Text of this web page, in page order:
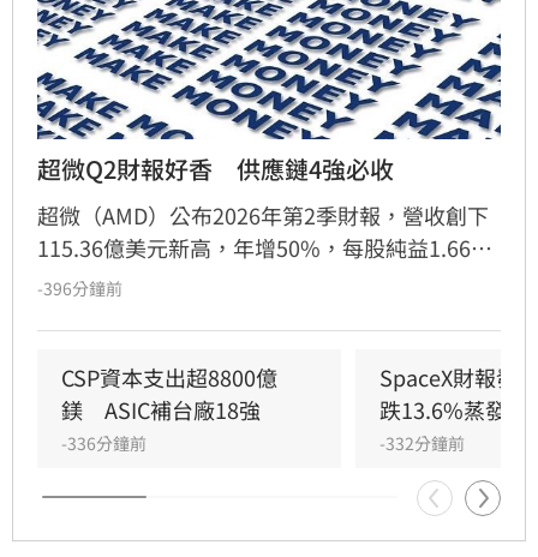
超微Q2財報好香　供應鏈4強必收
超微（AMD）公布2026年第2季財報，營收創下
115.36億美元新高，年增50%，每股純益1.66美
元，雙雙優於市場預期。受惠於資料中心業務營
價重挫逾8%。展望下半年，執行長蘇姿丰看好AI
需求持續擴張，預估第3季營收將優於市場預
期。隨著EPYC處理器與AI加速器需求升溫，台積
電、日月光投控、緯創及緯穎等台系供應鏈受惠
於先進製程與封裝訂單，有望大啖伺服器平台擴
張商機，營運展望正向。
-396分鐘前
CSP資本支出超8800億
鎂　ASIC補台廠18強
-336分鐘前
SpaceX財報發
跌13.6%蒸發逾
-332分鐘前